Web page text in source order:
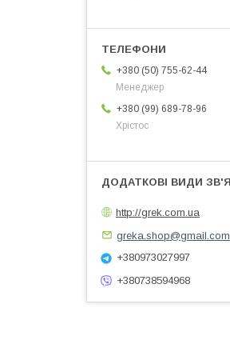
+380 (50) 755-62-44
Менеджер
+380 (99) 689-78-96
Хрістос
http://grek.com.ua
greka.shop@gmail.com
+380973027997
+380738594968